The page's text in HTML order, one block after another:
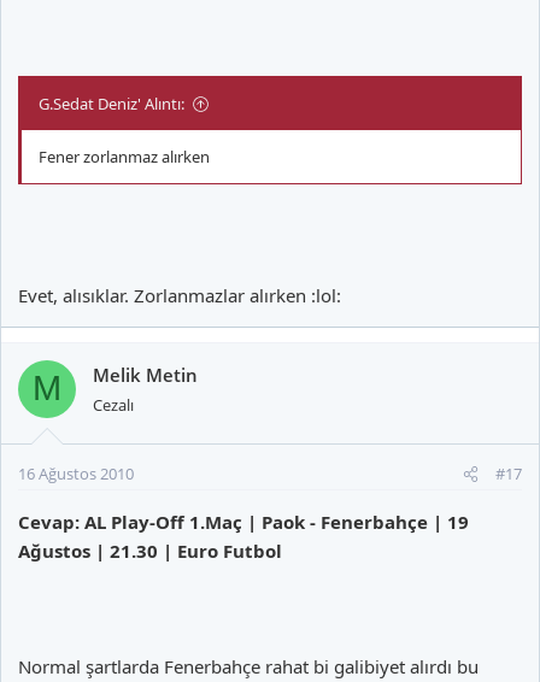
G.Sedat Deniz' Alıntı:
Fener zorlanmaz alırken
Evet, alısıklar. Zorlanmazlar alırken :lol:
M Melik Metin
Cezalı
16 Ağustos 2010 #17
Cevap: AL Play-Off 1.Maç | Paok - Fenerbahçe | 19
Ağustos | 21.30 | Euro Futbol
Normal şartlarda Fenerbahçe rahat bi galibiyet alırdı bu